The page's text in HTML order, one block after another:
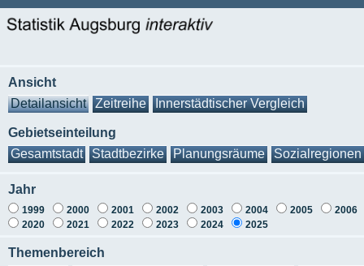
Ansicht
Detailansicht
Zeitreihe Innerstädtischer Vergleich
Gebietseinteilung
Gesamtstadt
Stadtbezirke Planungsräume Sozialregionen
Jahr
1999 2000 2001 2002 2003 2004 2005
2006
2020
2021 2022 2023 2024 2025
Themenbereich